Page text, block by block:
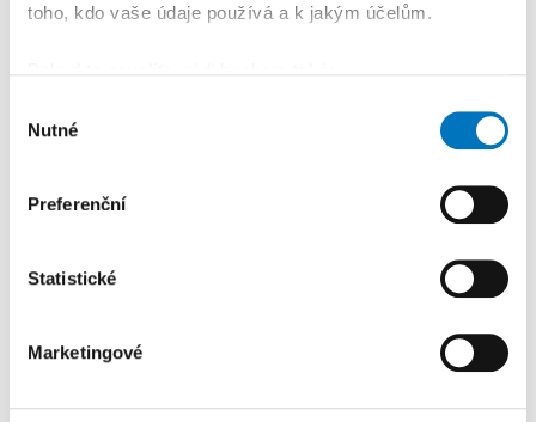
toho, kdo vaše údaje používá a k jakým účelům.
poloze, které mohou být přesné na několik metrů
skenování pro konkrétní charakteristiky (otisk prstu)
Zjistěte více o tom, jak zpracováváme vaše osobní
Svůj souhlas můžete kdykoliv změnit nebo odvolat v
K personalizaci obsahu a reklam, poskytování funkcí
souhlasu
Nutné
Preferenční
Statistické
Marketingové